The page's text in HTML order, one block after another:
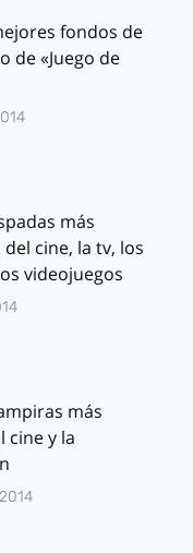
fondos de
de «Juego de
más
cine, la tv, los
videojuegos
más
cine y la